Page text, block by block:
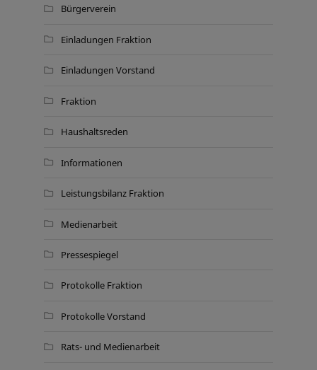
Bürgerverein
Einladungen Fraktion
Einladungen Vorstand
Fraktion
Haushaltsreden
Informationen
Leistungsbilanz Fraktion
Medienarbeit
Pressespiegel
Protokolle Fraktion
Protokolle Vorstand
Rats- und Medienarbeit